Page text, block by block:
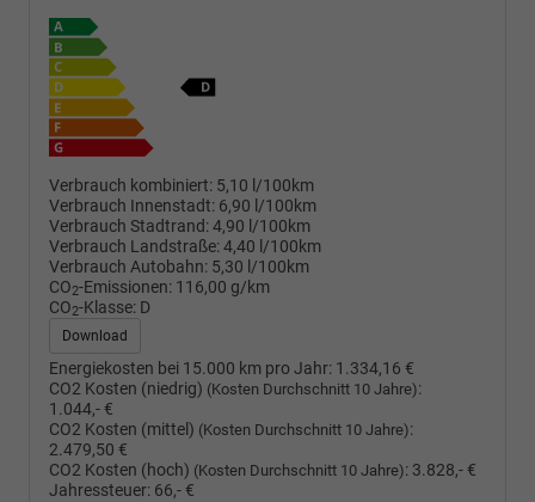
Verbrauch kombiniert: 5,10 l/100km
Verbrauch Innenstadt: 6,90 l/100km
Verbrauch Stadtrand:4,90 l/100km
Verbrauch Landstraße:4,40 l/100km
Verbrauch Autobahn: 5,30 l/100km
CO2-Emissionen: 116,00 g/km
CO2-Klasse: D
Download
Energiekosten bei 15.000 km pro Jahr: 1.334,16 €
CO2 Kosten (niedrig) (Kosten Durchschnitt 10 Jahre):
1.044,- €
CO2 Kosten (mittel) (Kosten Durchschnitt 10 Jahre):
2.479,50 €
CO2 Kosten (hoch) (Kosten Durchschnitt 10 Jahre): 3.828,- €
Jahressteuer: 66,- €